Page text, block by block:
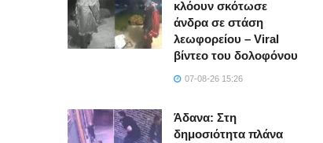
κλόουν σκότωσε
άνδρα σε στάση
λεωφορείου – Viral
βίντεο του δολοφόνου
07-08-26 15:26
Άδανα: Στη
δημοσιότητα πλάνα